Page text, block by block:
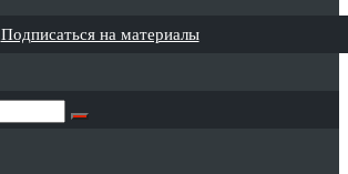
Подписаться на материалы